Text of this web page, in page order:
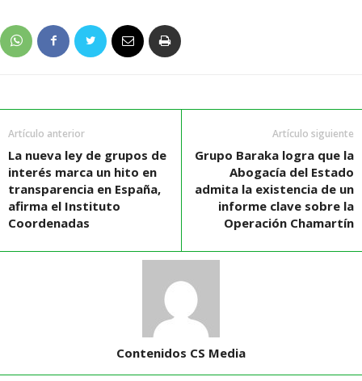
Artículo anterior
La nueva ley de grupos de
interés marca un hito en
transparencia en España,
afirma el Instituto
Coordenadas
Artículo siguiente
Grupo Baraka logra que la
Abogacía del Estado
admita la existencia de un
informe clave sobre la
Operación Chamartín
Contenidos CS Media